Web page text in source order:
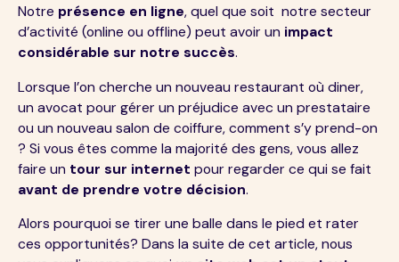
Notre présence en ligne, quel que soit notre secteur
d’activité (online ou offline) peut avoir un impact
considérable sur notre succès.
Lorsque l’on cherche un nouveau restaurant où diner,
un avocat pour gérer un préjudice avec un prestataire
ou un nouveau salon de coiffure, comment s’y prend-on
? Si vous êtes comme la majorité des gens, vous allez
faire un tour sur internet pour regarder ce qui se fait
avant de prendre votre décision.
Alors pourquoi se tirer une balle dans le pied et rater
ces opportunités? Dans la suite de cet article, nous